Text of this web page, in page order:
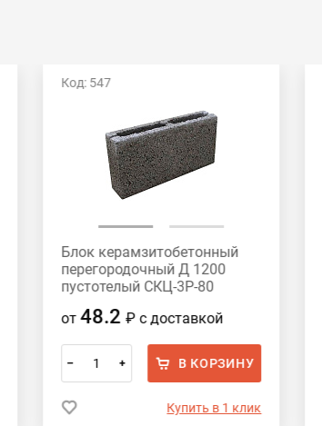
Код: 547
Блок керамзитобетонный
перегородочный Д 1200
пустотелый СКЦ-3Р-80
от 48.2 ₽ с доставкой
– + В КОРЗИНУ
Купить в 1 клик